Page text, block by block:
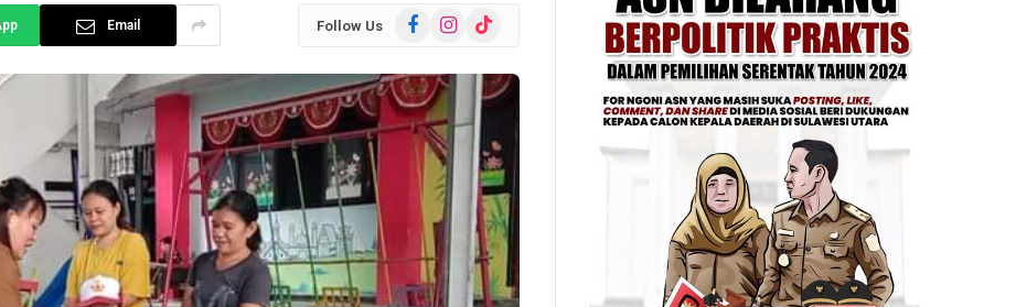
Email Follow Us FacebookInstagram
TikTok